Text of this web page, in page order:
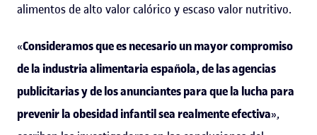
alimentos de alto valor calórico y escaso valor nutritivo.
«Consideramos que es necesario un mayor compromiso
de la industria alimentaria española, de las agencias
publicitarias y de los anunciantes para que la lucha para
prevenir la obesidad infantil sea realmente efectiva»,